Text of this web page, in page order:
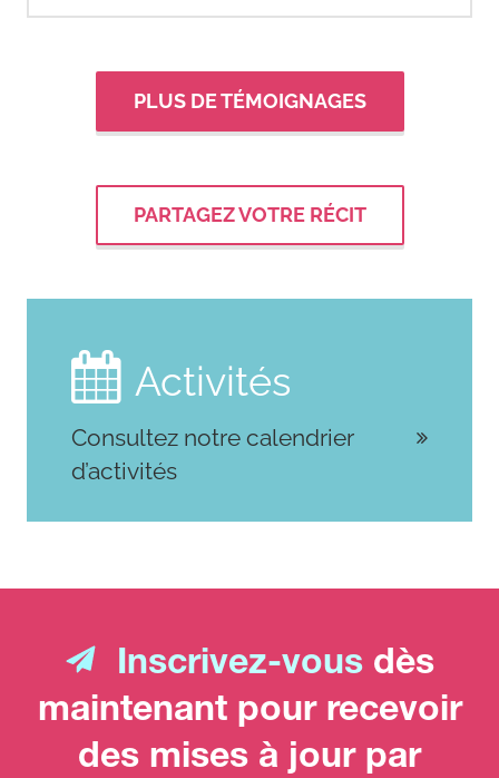
Alliance. (2025). Home.
Uscher, J. (2024).Male breast
cancer. Breastcancer.org.
https://www.breastcancer.org/
PLUS DE TÉMOIGNAGES
PARTAGEZ VOTRE RÉCIT
 Activités
Consultez notre calendrier
d’activités
Inscrivez-vous dès
maintenant pour recevoir
des mises à jour par